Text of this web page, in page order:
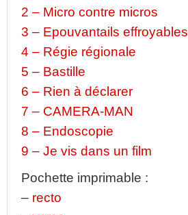
2 – Micro contre micros
3 – Epouvantails effroyables
4 – Régie régionale
5 – Bastille
6 – Rien à déclarer
7 – CAMERA-MAN
8 – Endoscopie
9 – Je vis dans un film
Pochette imprimable :
– recto